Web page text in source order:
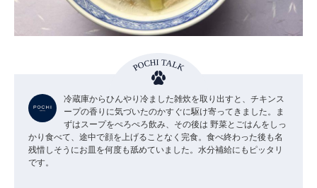
冷蔵庫からひんやり冷ました雑炊を取り出すと、チキンス
ープの香りに気づいたのかすぐに駆け寄ってきました。ま
ずはスープをぺろぺろ飲み、その後は 野菜とごはんをしっ
かり食べて、途中で顔を上げることなく完食。食べ終わった後も名
残惜しそうにお皿を何度も舐めていました。水分補給にもピッタリ
です。